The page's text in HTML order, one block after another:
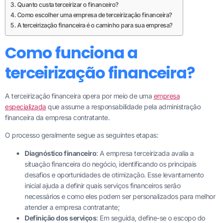
Quanto custa terceirizar o financeiro?
Como escolher uma empresa de terceirização financeira?
A terceirização financeira é o caminho para sua empresa?
Como funciona a
terceirização financeira?
A terceirização financeira opera por meio de uma empresa
especializada que assume a responsabilidade pela administração
financeira da empresa contratante.
O processo geralmente segue as seguintes etapas:
Diagnóstico financeiro: A empresa terceirizada avalia a
situação financeira do negócio, identificando os principais
desafios e oportunidades de otimização. Esse levantamento
inicial ajuda a definir quais serviços financeiros serão
necessários e como eles podem ser personalizados para melhor
atender a empresa contratante;
Definição dos serviços: Em seguida, define-se o escopo do